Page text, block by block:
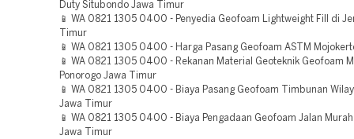
Duty Situbondo Jawa Timur
📱 WA 0821 1305 0400 - Penyedia Geofoam Lightweight Fill di
Timur
📱 WA 0821 1305 0400 - Harga Pasang Geofoam ASTM
📱 WA 0821 1305 0400 - Rekanan Material Geoteknik Geofoam
Ponorogo Jawa Timur
📱 WA 0821 1305 0400 - Biaya Pasang Geofoam Timbunan
Jawa Timur
📱 WA 0821 1305 0400 - Biaya Pengadaan Geofoam Jalan
Jawa Timur